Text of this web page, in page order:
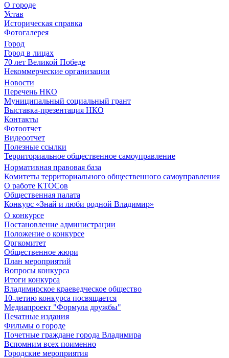
О городе
Устав
Историческая справка
Фотогалерея
Город
Город в лицах
70 лет Великой Победе
Некоммерческие организации
Новости
Перечень НКО
Муниципальный социальный грант
Выставка-презентация НКО
Контакты
Фотоотчет
Видеоотчет
Полезные ссылки
Территориальное общественное самоуправление
Нормативная правовая база
Комитеты территориального общественного самоуправления
О работе КТОСов
Общественная палата
Конкурс «Знай и люби родной Владимир»
О конкурсе
Постановление администрации
Положение о конкурсе
Оргкомитет
Общественное жюри
План мероприятий
Вопросы конкурса
Итоги конкурса
Владимирское краеведческое общество
10-летию конкурса посвящается
Медиапроект "Формула дружбы"
Печатные издания
Фильмы о городе
Почетные граждане города Владимира
Вспомним всех поименно
Городские мероприятия